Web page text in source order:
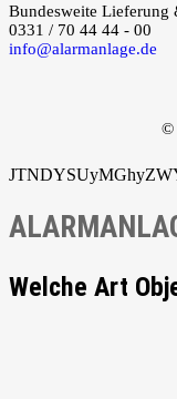
Bundesweite Lieferung
0331 / 70 44 44 - 00
info@alarmanlage.de
©
Welche Art